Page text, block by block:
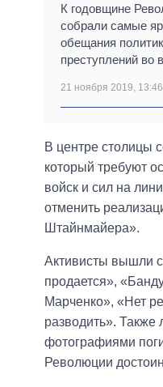
К годовщине
собрали самые
обещания
преступлений во
21 ноября 2019, 13:46
В центре столицы
который требуют
войск и сил на
отменить
Штайнмайера».
Активисты вышли
продается»,
Марченко», «Нет
разводить». Также
фотографиями
Революции